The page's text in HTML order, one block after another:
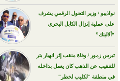
نواذيبو / وزير التحول الرقمي يشرف
على عملية إنزال الكابل البحري
“ألالينك”
تيرس زمور / وفاة منقب إثر انهيار بئر
للتنقيب عن الذهب كان يعمل بداخله
في منطقة "لكليب لخظر"